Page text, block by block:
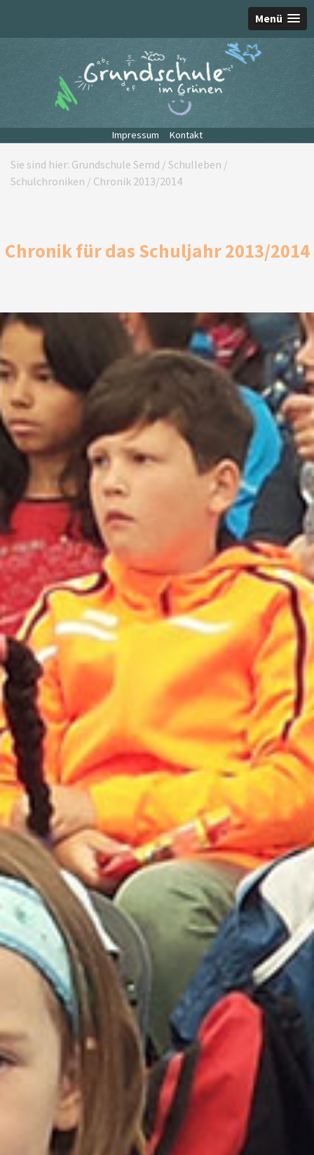
Menü
Impressum Kontakt
Sie sind hier: Grundschule Semd / Schulleben /
Schulchroniken / Chronik 2013/2014
Chronik für das Schuljahr 2013/2014